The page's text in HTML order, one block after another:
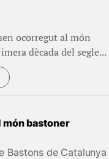
ocorregut al món
dècada del segle...
món bastoner
Bastons de Catalunya